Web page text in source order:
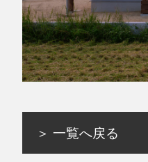
＞ 一覧へ戻る